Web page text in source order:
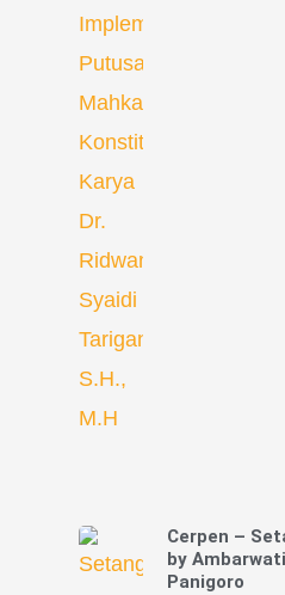
Cerpen –
by
Panigoro